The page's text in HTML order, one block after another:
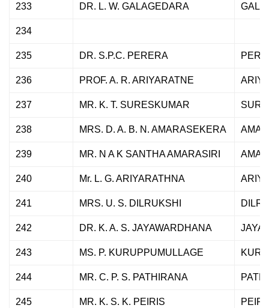
233 DR. L. W. GALAGEDARA
234
235 DR. S.P.C. PERERA
236 PROF. A. R. ARIYARATNE
237 MR. K. T. SURESKUMAR
238 MRS. D. A. B. N. AMARASEKERA
239 MR. N A K SANTHA AMARASIRI
240 Mr. L. G. ARIYARATHNA
241 MRS. U. S. DILRUKSHI
242 DR. K. A. S. JAYAWARDHANA
243 MS. P. KURUPPUMULLAGE
244 MR. C. P. S. PATHIRANA
245 MR. K. S. K. PEIRIS